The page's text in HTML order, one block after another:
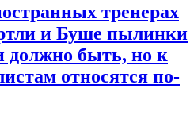
тренерах
и Буше пылинки
должно быть, но к
относятся по-